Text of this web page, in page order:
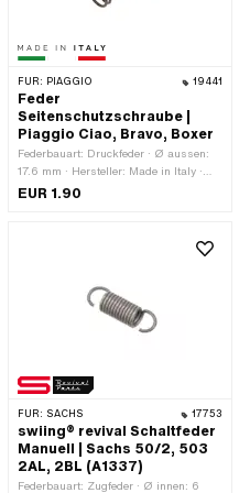
FÜR: PIAGGIO 19441
Feder
Seitenschutzschraube |
Piaggio Ciao, Bravo, Boxer
Federbauart: Druckfeder · Ø aussen:
17.6 mm · Hersteller: Made in Italy ·
Material: Federstahl · Gesamtlänge:
EUR 1.90
FÜR: SACHS 17753
swiing® revival Schaltfeder
Manuell | Sachs 50/2, 503
2AL, 2BL (A1337)
Federbauart: Zugfeder · Ø innen: 6